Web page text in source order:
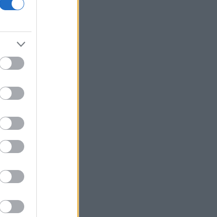
οικονομίας και οι κίνδυνοι της
επενδυτικής έκρηξης
εξουσίας εκθέτει τη χώρα διεθνώς»
Δικαστικό μπλόκο στην αίθουσα χορού
του Τραμπ στο Λευκό Οίκο
Μπάρκιν (Fed): «Τα στοιχεία για την
αγορά εργασίας συμβαδίζουν με τις
Καταβλήθηκαν 33,58 εκατ. ευρώ σε
67.746 δικαιούχους για την αγορά
λιπασμάτων
Ευρωαγορές: Η καλύτερη εβδομάδα
Stoxx 600
- Στο 100% η πληρότητα σε πολλά
δρομολόγια για Κυκλάδες